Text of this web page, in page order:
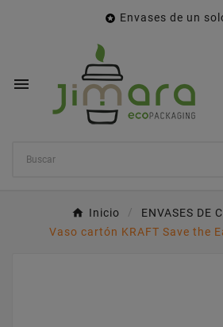
 Envases de un

Inicio
ENVASES DE
Vaso cartón KRAFT Save the